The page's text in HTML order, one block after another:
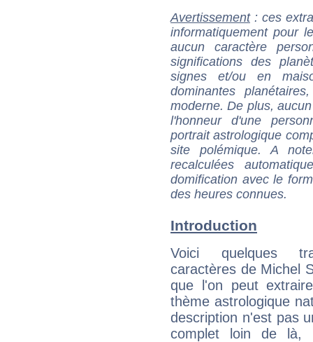
Avertissement: ces
informatiquement pour
aucun caractère
significations des
signes et/ou en
dominantes
moderne. De plus,
l'honneur d'une
portrait astrologique
site polémique. A
recalculées
domification avec le
des heures connues.
Introduction
Voici quelques
caractères de Michel
que l'on peut
thème astrologique
description n'est pas
complet loin de là,